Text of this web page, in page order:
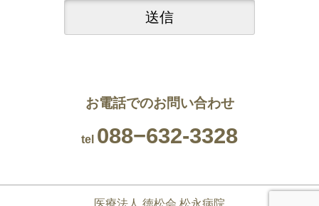
お電話でのお問い合わせ
tel 088−632-3328